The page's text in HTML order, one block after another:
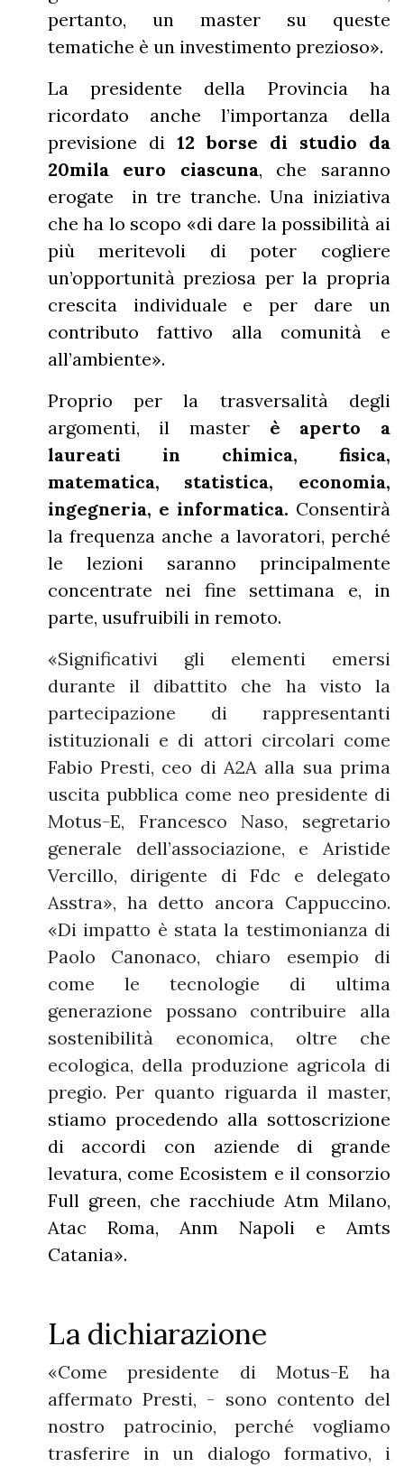
pertanto, un master su queste
tematiche è un investimento prezioso».
La presidente della Provincia ha
ricordato anche l’importanza della
previsione di 12 borse di studio da
20mila euro ciascuna, che saranno
erogate in tre tranche. Una iniziativa
che ha lo scopo «di dare la possibilità ai
più meritevoli di poter cogliere
un’opportunità preziosa per la propria
crescita individuale e per dare un
contributo fattivo alla comunità e
all’ambiente».
Proprio per la trasversalità degli
argomenti, il master è aperto a
laureati in chimica, fisica,
matematica, statistica, economia,
ingegneria, e informatica. Consentirà
la frequenza anche a lavoratori, perché
le lezioni saranno principalmente
concentrate nei fine settimana e, in
parte, usufruibili in remoto.
«Significativi gli elementi emersi
durante il dibattito che ha visto la
partecipazione di rappresentanti
istituzionali e di attori circolari come
Fabio Presti, ceo di A2A alla sua prima
uscita pubblica come neo presidente di
Motus-E, Francesco Naso, segretario
generale dell’associazione, e Aristide
Vercillo, dirigente di Fdc e delegato
Asstra», ha detto ancora Cappuccino.
«Di impatto è stata la testimonianza di
Paolo Canonaco, chiaro esempio di
come le tecnologie di ultima
generazione possano contribuire alla
sostenibilità economica, oltre che
ecologica, della produzione agricola di
pregio. Per quanto riguarda il master,
stiamo procedendo alla sottoscrizione
di accordi con aziende di grande
levatura, come Ecosistem e il consorzio
Full green, che racchiude Atm Milano,
Atac Roma, Anm Napoli e Amts
Catania».
La dichiarazione
«Come presidente di Motus-E ha
affermato Presti, - sono contento del
nostro patrocinio, perché vogliamo
trasferire in un dialogo formativo, i